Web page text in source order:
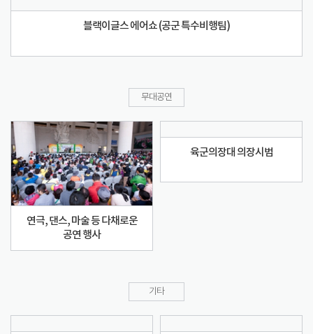
블랙이글스 에어쇼 (공군 특수비행팀)
무대공연
연극, 댄스, 마술 등 다채로운
공연 행사
육군의장대 의장시범
기타